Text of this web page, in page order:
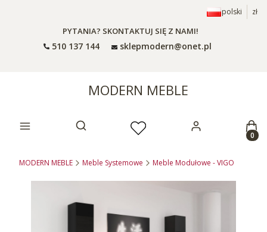
polski zł
PYTANIA? SKONTAKTUJ SIĘ Z NAMI!
510 137 144 sklepmodern@onet.pl
MODERN MEBLE
Otwórz wyszukiwarkę
MODERN MEBLE Meble Systemowe Meble Modułowe - VIGO